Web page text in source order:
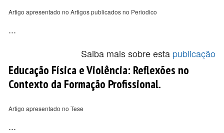
Artigo apresentado no Artigos publicados no Periodico
...
Saiba mais sobre esta publicação
Educação Física e Violência: Reflexões no
Contexto da Formação Profissional.
Artigo apresentado no Tese
...